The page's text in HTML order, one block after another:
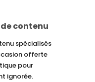
contenu
spécialisés
offerte
pour
ignorée.